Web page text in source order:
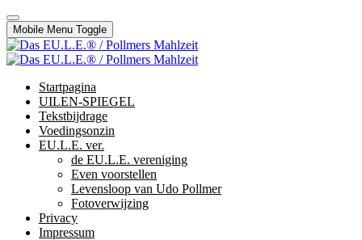
Mobile Menu Toggle
Startpagina
UILEN-SPIEGEL
Tekstbijdrage
Voedingsonzin
EU.L.E. ver.
de EU.L.E. vereniging
Even voorstellen
Levensloop van Udo Pollmer
Fotoverwijzing
Privacy
Impressum